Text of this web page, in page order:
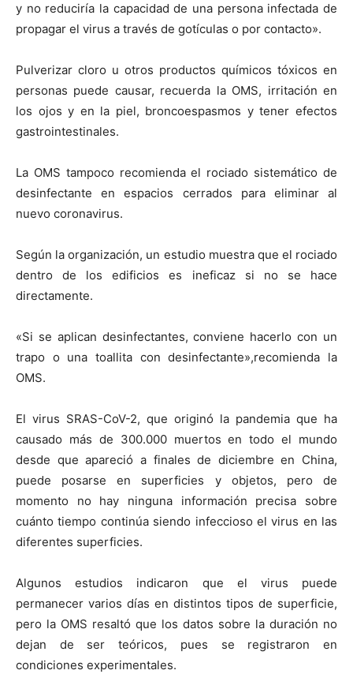
y no reduciría la capacidad de una persona infectada de
propagar el virus a través de gotículas o por contacto».
Pulverizar cloro u otros productos químicos tóxicos en
personas puede causar, recuerda la OMS, irritación en
los ojos y en la piel, broncoespasmos y tener efectos
gastrointestinales.
La OMS tampoco recomienda el rociado sistemático de
desinfectante en espacios cerrados para eliminar al
nuevo coronavirus.
Según la organización, un estudio muestra que el rociado
dentro de los edificios es ineficaz si no se hace
directamente.
«Si se aplican desinfectantes, conviene hacerlo con un
trapo o una toallita con desinfectante»,recomienda la
OMS.
El virus SRAS-CoV-2, que originó la pandemia que ha
causado más de 300.000 muertos en todo el mundo
desde que apareció a finales de diciembre en China,
puede posarse en superficies y objetos, pero de
momento no hay ninguna información precisa sobre
cuánto tiempo continúa siendo infeccioso el virus en las
diferentes superficies.
Algunos estudios indicaron que el virus puede
permanecer varios días en distintos tipos de superficie,
pero la OMS resaltó que los datos sobre la duración no
dejan de ser teóricos, pues se registraron en
condiciones experimentales.